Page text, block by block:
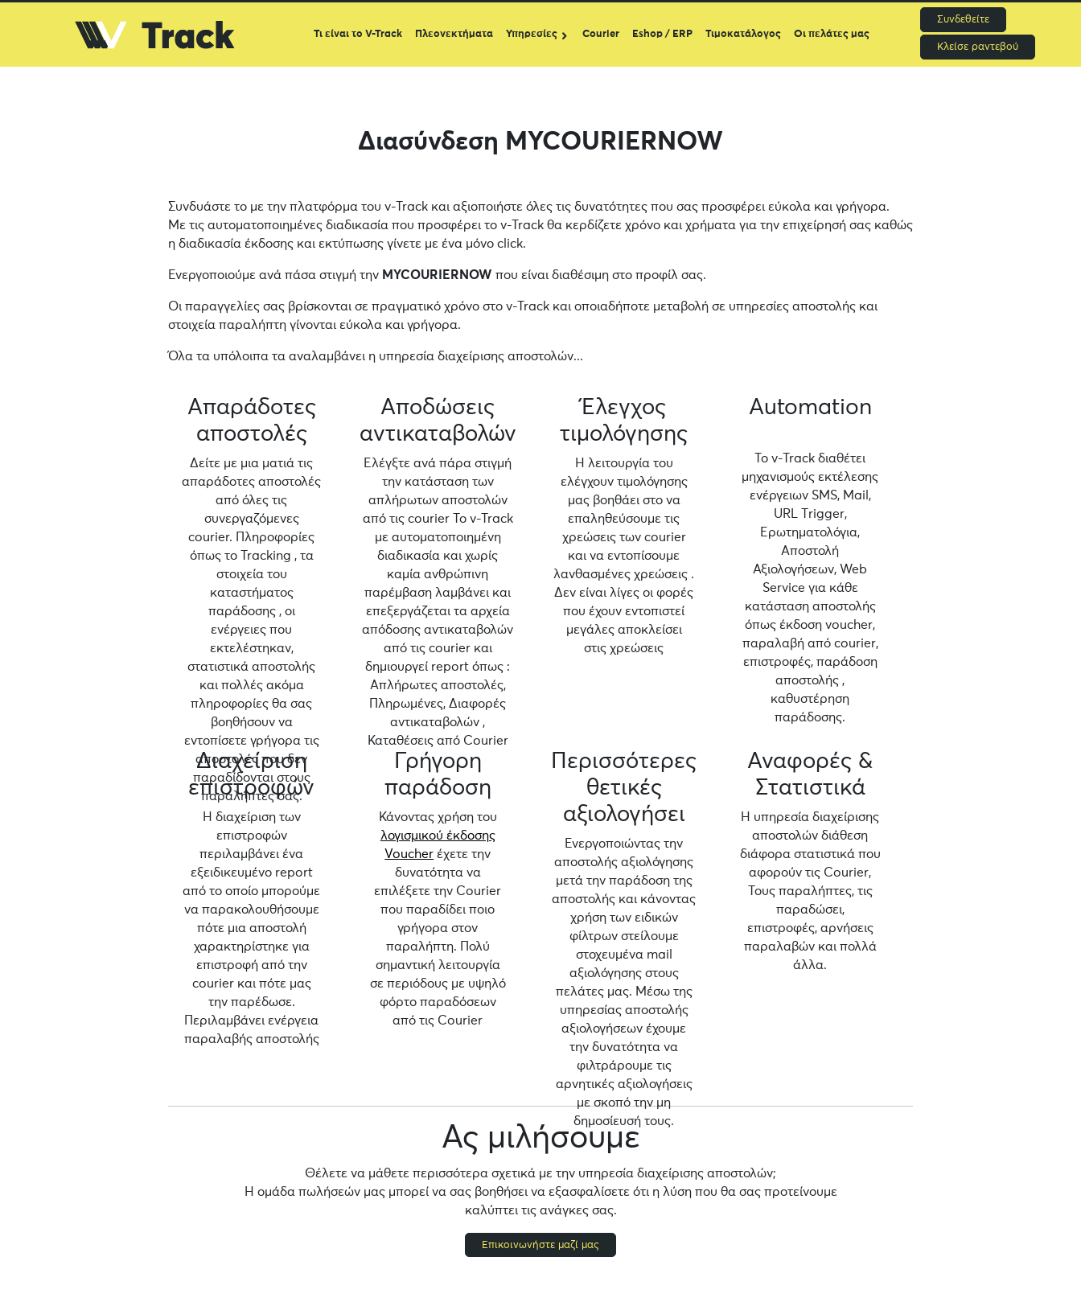
Τι είναι το V-Track Πλεονεκτήματα Υπηρεσίες Courier Eshop / ERP Τιμοκατάλογος Οι πελάτες μας
Συνδεθείτε
Κλείσε ραντεβού
Διασύνδεση MYCOURIERNOW
Συνδυάστε το με την πλατφόρμα του v-Track και αξιοποιήστε όλες τις δυνατότητες που σας προσφέρει εύκολα και γρήγορα.
Με τις αυτοματοποιημένες διαδικασία που προσφέρει το v-Track θα κερδίζετε χρόνο και χρήματα για την επιχείρησή σας καθώς
η διαδικασία έκδοσης και εκτύπωσης γίνετε με ένα μόνο click.
Ενεργοποιούμε ανά πάσα στιγμή την MYCOURIERNOW που είναι διαθέσιμη στο προφίλ σας.
Οι παραγγελίες σας βρίσκονται σε πραγματικό χρόνο στο v-Track και οποιαδήποτε μεταβολή σε υπηρεσίες αποστολής και
στοιχεία παραλήπτη γίνονται εύκολα και γρήγορα.
Όλα τα υπόλοιπα τα αναλαμβάνει η υπηρεσία διαχείρισης αποστολών...
Απαράδοτες
αποστολές
Δείτε με μια ματιά τις
απαράδοτες αποστολές
από όλες τις
συνεργαζόμενες
courier. Πληροφορίες
όπως το Tracking , τα
στοιχεία του
καταστήματος
παράδοσης , οι
ενέργειες που
εκτελέστηκαν,
στατιστικά αποστολής
και πολλές ακόμα
πληροφορίες θα σας
βοηθήσουν να
εντοπίσετε γρήγορα τις
αποστολές που δεν
παραδίδονται στους
παραλήπτες σας.
Αποδώσεις
αντικαταβολών
Ελέγξτε ανά πάρα στιγμή
την κατάσταση των
απλήρωτων αποστολών
από τις courier Το v-Track
με αυτοματοποιημένη
διαδικασία και χωρίς
καμία ανθρώπινη
παρέμβαση λαμβάνει και
επεξεργάζεται τα αρχεία
απόδοσης αντικαταβολών
από τις courier και
δημιουργεί report όπως :
Απλήρωτες αποστολές,
Πληρωμένες, Διαφορές
αντικαταβολών ,
Καταθέσεις από Courier
Έλεγχος
τιμολόγησης
Η λειτουργία του
ελέγχουν τιμολόγησης
μας βοηθάει στο να
επαληθεύσουμε τις
χρεώσεις των courier
και να εντοπίσουμε
λανθασμένες χρεώσεις .
Δεν είναι λίγες οι φορές
που έχουν εντοπιστεί
μεγάλες αποκλείσει
στις χρεώσεις
Automation
Το v-Track διαθέτει
μηχανισμούς εκτέλεσης
ενέργειων SMS, Mail,
URL Τrigger,
Ερωτηματολόγια,
Αποστολή
Αξιολογήσεων, Web
Service για κάθε
κατάσταση αποστολής
όπως έκδοση voucher,
παραλαβή από courier,
επιστροφές, παράδοση
αποστολής ,
καθυστέρηση
παράδοσης.
Διαχείριση
επιστροφών
Η διαχείριση των
επιστροφών
περιλαμβάνει ένα
εξειδικευμένο report
από το οποίο μπορούμε
να παρακολουθήσουμε
πότε μια αποστολή
χαρακτηρίστηκε για
επιστροφή από την
courier και πότε μας
την παρέδωσε.
Περιλαμβάνει ενέργεια
παραλαβής αποστολής
Γρήγορη
παράδοση
Κάνοντας χρήση του
λογισμικού έκδοσης
Voucher έχετε την
δυνατότητα να
επιλέξετε την Courier
που παραδίδει ποιο
γρήγορα στον
παραλήπτη. Πολύ
σημαντική λειτουργία
σε περιόδους με υψηλό
φόρτο παραδόσεων
από τις Courier
Περισσότερες
θετικές
αξιολογήσει
Ενεργοποιώντας την
αποστολής αξιολόγησης
μετά την παράδοση της
αποστολής και κάνοντας
χρήση των ειδικών
φίλτρων στείλουμε
στοχευμένα mail
αξιολόγησης στους
πελάτες μας. Μέσω της
υπηρεσίας αποστολής
αξιολογήσεων έχουμε
την δυνατότητα να
φιλτράρουμε τις
αρνητικές αξιολογήσεις
με σκοπό την μη
δημοσίευσή τους.
Αναφορές &
Στατιστικά
Η υπηρεσία διαχείρισης
αποστολών διάθεση
διάφορα στατιστικά που
αφορούν τις Courier,
Τους παραλήπτες, τις
παραδώσει,
επιστροφές, αρνήσεις
παραλαβών και πολλά
άλλα.
Ας μιλήσουμε
Θέλετε να μάθετε περισσότερα σχετικά με την υπηρεσία διαχείρισης αποστολών;
Η ομάδα πωλήσεών μας μπορεί να σας βοηθήσει να εξασφαλίσετε ότι η λύση που θα σας προτείνουμε
καλύπτει τις ανάγκες σας.
Επικοινωνήστε μαζί μας